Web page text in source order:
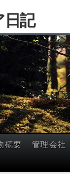
記
概要 管理会社